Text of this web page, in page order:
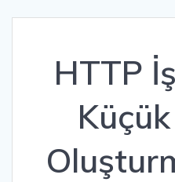
HTTP